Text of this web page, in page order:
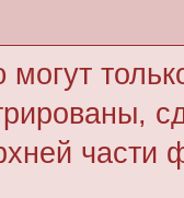
части